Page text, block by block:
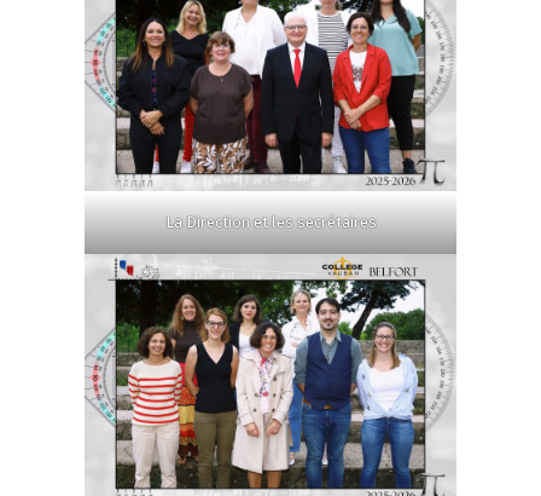
La Direction et les secrétaires